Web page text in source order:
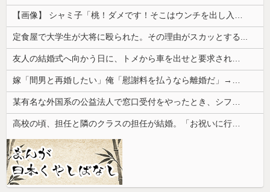
定食屋で大学生が大将に殴られた。その理由がスカッとする...